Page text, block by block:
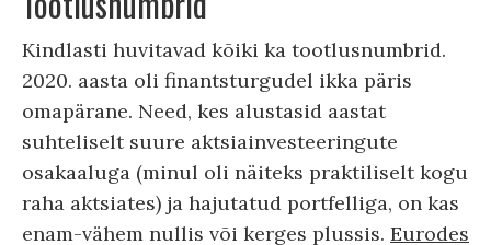
Kindlasti huvitavad kõiki ka tootlusnumbrid.
2020. aasta oli finantsturgudel ikka päris
omapärane. Need, kes alustasid aastat
suhteliselt suure aktsiainvesteeringute
osakaaluga (minul oli näiteks praktiliselt kogu
raha aktsiates) ja hajutatud portfelliga, on kas
enam-vähem nullis või kerges plussis. Eurodes